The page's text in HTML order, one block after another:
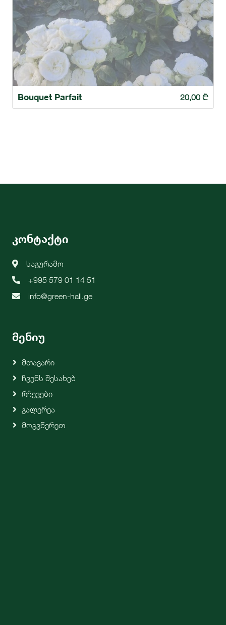
Bouquet Parfait 20,00 ₾
კონტაქტი
საგურამო
+995 579 01 14 51
info@green-hall.ge
მენიუ
Მთავარი
Ჩვენს Შესახებ
Რჩევები
Გალერეა
Მოგვწერეთ